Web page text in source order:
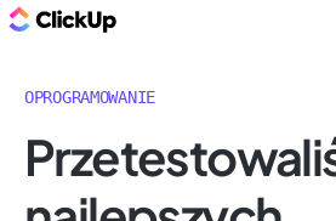
OPROGRAMOWANIE